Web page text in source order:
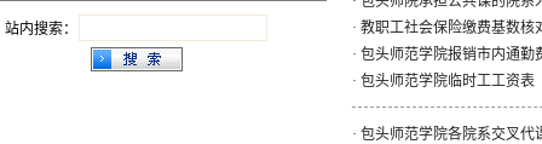
站内搜索：
· 教职工社会保险缴费基数核
· 包头师范学院报销市内通勤
· 包头师范学院临时工工资表
· 包头师范学院各院系交叉代